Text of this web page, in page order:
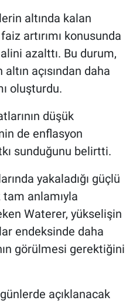
altında kalan
artırımı konusunda
azalttı. Bu durum,
açısından daha
oluşturdu.
düşük
de enflasyon
sunduğunu belirtti.
yakaladığı güçlü
anlamıyla
Waterer, yükselişin
endeksinde daha
görülmesi gerektiğini
açıklanacak